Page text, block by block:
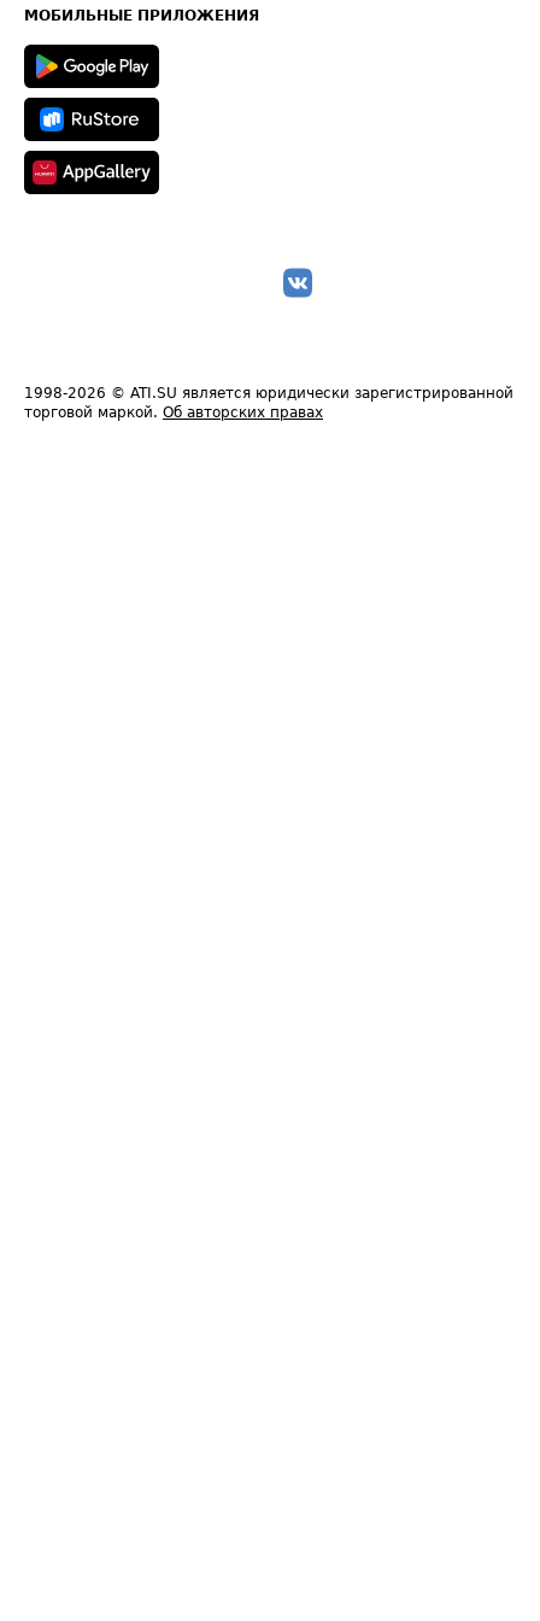
Техническая информация
МОБИЛЬНЫЕ ПРИЛОЖЕНИЯ
1998-2026 © ATI.SU является юридически зарегистрированной
торговой маркой. Об авторских правах